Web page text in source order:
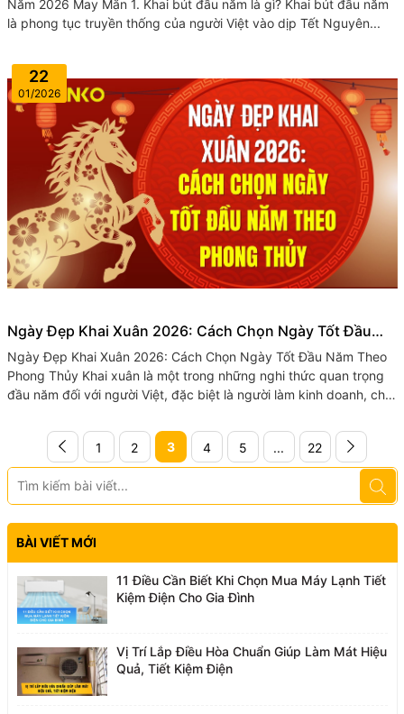
Năm 2026 May Mắn 1. Khai bút đầu năm là gì? Khai bút đầu năm
là phong tục truyền thống của người Việt vào dịp Tết Nguyên...
22
01/2026
Ngày Đẹp Khai Xuân 2026: Cách Chọn Ngày Tốt Đầu
Năm Theo Phong Thủy
Ngày Đẹp Khai Xuân 2026: Cách Chọn Ngày Tốt Đầu Năm Theo
Phong Thủy Khai xuân là một trong những nghi thức quan trọng
đầu năm đối với người Việt, đặc biệt là người làm kinh doanh, chủ
1 2 3 4 5 ... 22
BÀI VIẾT MỚI
11 Điều Cần Biết Khi Chọn Mua Máy Lạnh Tiết
Kiệm Điện Cho Gia Đình
Vị Trí Lắp Điều Hòa Chuẩn Giúp Làm Mát Hiệu
Quả, Tiết Kiệm Điện